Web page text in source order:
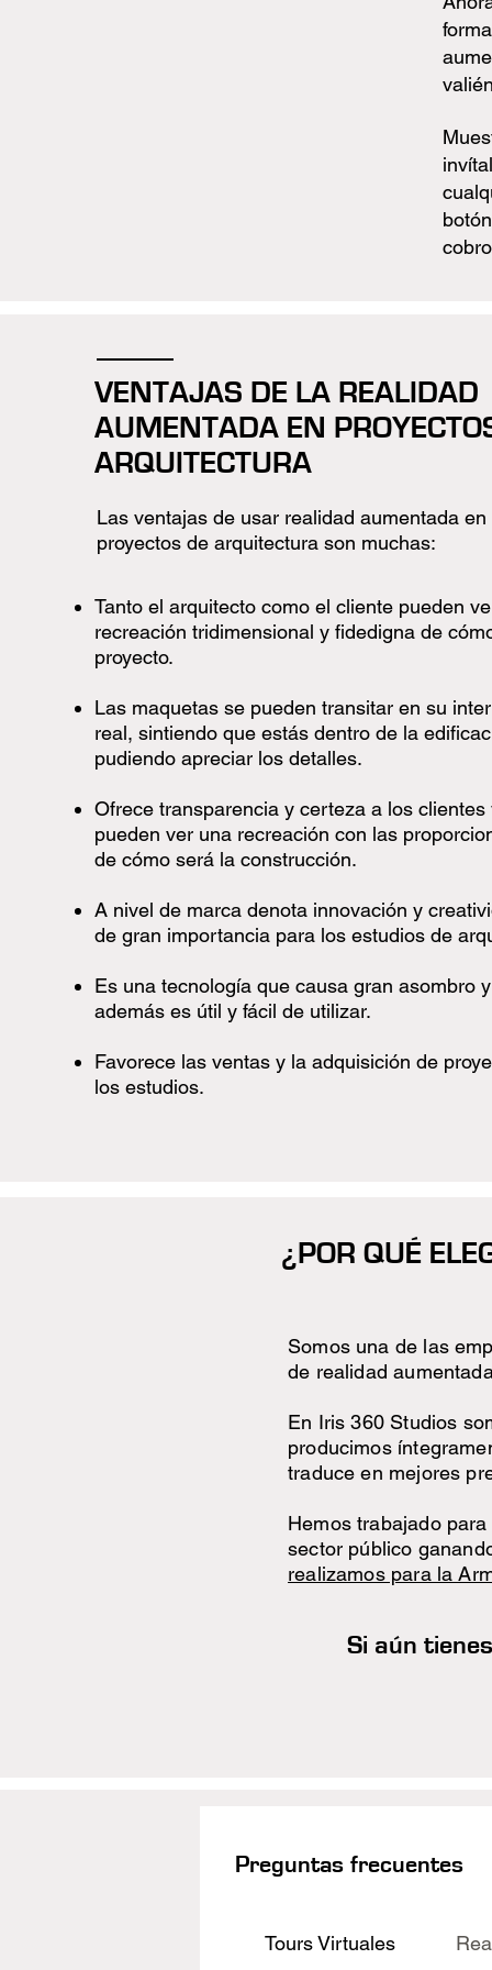
VENTAJAS DE LA REALIDAD
AUMENTADA EN
ARQUITECTURA
Las ventajas de usar realidad aumentada en
proyectos de arquitectura son muchas:
Tanto el arquitecto como el cliente pueden
recreación tridimensional y fidedigna de
proyecto.
Las maquetas se pueden transitar en su
real, sintiendo que estás dentro de la
pudiendo apreciar los detalles.
Ofrece transparencia y certeza a los clientes
pueden ver una recreación con las
de cómo será la construcción.
A nivel de marca denota innovación y
de gran importancia para los estudios de
Es una tecnología que causa gran asombro
además es útil y fácil de utilizar.
Favorece las ventas y la adquisición de
los estudios.
¿POR QUÉ
Somos una de las
de realidad
En Iris 360 Studios
producimos
traduce en mejores
Hemos trabajado
sector público
realizamos para la
Si aún
Preguntas frecuentes
Tours Virtuales